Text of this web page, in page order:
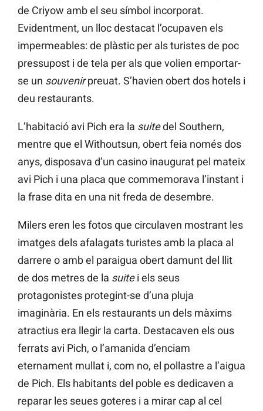
de Criyow amb el seu símbol incorporat.
Evidentment, un lloc destacat l’ocupaven els
impermeables: de plàstic per als turistes de poc
pressupost i de tela per als que volien emportar-
se un souvenirpreuat. S’havien obert dos hotels i
deu restaurants.
L’habitació avi Pich era la suitedel Southern,
mentre que el Withoutsun, obert feia només dos
anys, disposava d’un casino inaugurat pel mateix
avi Pich i una placa que commemorava l’instant i
la frase dita en una nit freda de desembre.
Milers eren les fotos que circulaven mostrant les
imatges dels afalagats turistes amb la placa al
darrere o amb el paraigua obert damunt del llit
de dos metres de la suitei els seus
protagonistes protegint-se d’una pluja
imaginària. En els restaurants un dels màxims
atractius era llegir la carta. Destacaven els ous
ferrats avi Pich, o l’amanida d’enciam
eternament mullat i, com no, el pollastre a l’aigua
de Pich. Els habitants del poble es dedicaven a
reparar les seues goteres i a mirar cap al cel